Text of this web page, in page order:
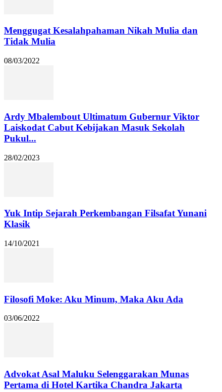
Menggugat Kesalahpahaman Nikah Mulia dan
Tidak Mulia
08/03/2022
Ardy Mbalembout Ultimatum Gubernur Viktor
Laiskodat Cabut Kebijakan Masuk Sekolah
Pukul...
28/02/2023
Yuk Intip Sejarah Perkembangan Filsafat Yunani
Klasik
14/10/2021
Filosofi Moke: Aku Minum, Maka Aku Ada
03/06/2022
Advokat Asal Maluku Selenggarakan Munas
Pertama di Hotel Kartika Chandra Jakarta